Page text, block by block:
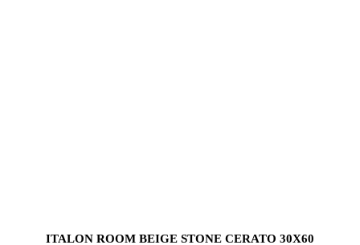
ITALON ROOM BEIGE STONE CERATO 30X60